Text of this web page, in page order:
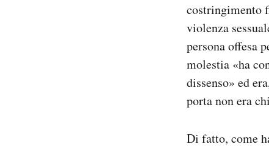
costringimento
violenza
persona offesa
molestia «ha
dissenso» ed
porta non era
Di fatto, come